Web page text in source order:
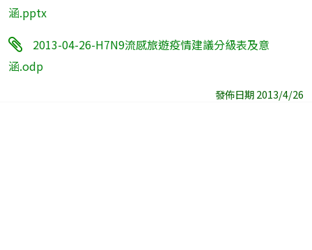
涵.pptx
2013-04-26-H7N9流感旅遊疫情建議分級表及意
涵.odp
發佈日期 2013/4/26